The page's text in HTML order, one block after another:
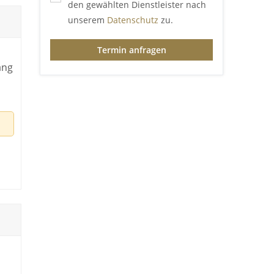
den gewählten Dienstleister nach
unserem Datenschutz zu.
Termin anfragen